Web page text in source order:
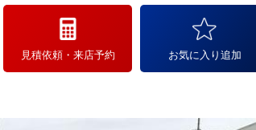
見積依頼・来店予約 お気に入り追加